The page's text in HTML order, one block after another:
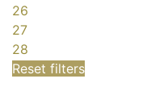
26
27
28
Reset filters